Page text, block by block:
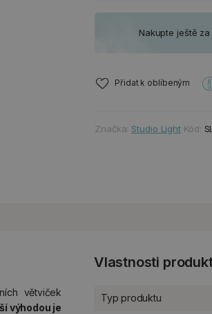
Nakupte ještě
Přidat k oblíbeným
Značka: Studio Light Kód:
větviček
výhodou je
Vlastnosti
Typ produktu